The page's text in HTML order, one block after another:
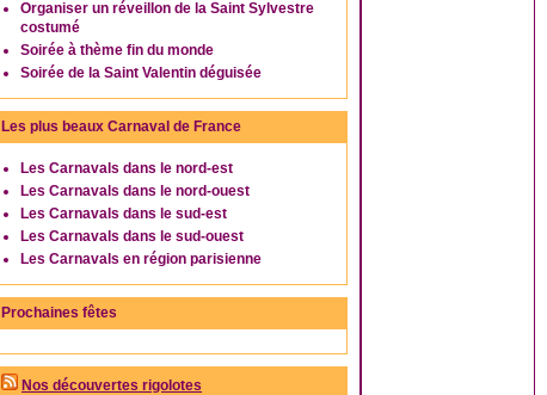
Organiser un réveillon de la Saint Sylvestre
costumé
Soirée à thème fin du monde
Soirée de la Saint Valentin déguisée
Les plus beaux Carnaval de France
Les Carnavals dans le nord-est
Les Carnavals dans le nord-ouest
Les Carnavals dans le sud-est
Les Carnavals dans le sud-ouest
Les Carnavals en région parisienne
Prochaines fêtes
Nos découvertes rigolotes